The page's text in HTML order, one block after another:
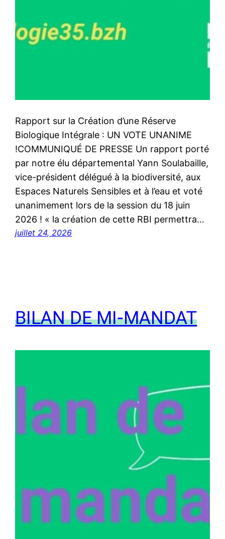
Rapport sur la Création d’une Réserve
Biologique Intégrale : UN VOTE UNANIME
!COMMUNIQUÉ DE PRESSE Un rapport porté
par notre élu départemental Yann Soulabaille,
vice-président délégué à la biodiversité, aux
Espaces Naturels Sensibles et à l’eau et voté
unanimement lors de la session du 18 juin
2026 ! « la création de cette RBI permettra…
juillet 24, 2026
BILAN DE MI-MANDAT